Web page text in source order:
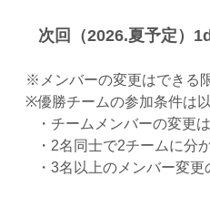
次回（2026.夏予定）
※メンバーの変更はできる
※優勝チームの参加条件は
・チームメンバーの変更
・2名同士で2チームに分か
・3名以上のメンバー変更